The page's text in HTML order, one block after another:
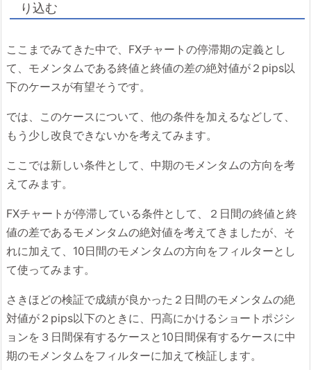
り込む
ここまでみてきた中で、FXチャートの停滞期の定義とし
て、モメンタムである終値と終値の差の絶対値が２pips以
下のケースが有望そうです。
では、このケースについて、他の条件を加えるなどして、
もう少し改良できないかを考えてみます。
ここでは新しい条件として、中期のモメンタムの方向を考
えてみます。
FXチャートが停滞している条件として、２日間の終値と終
値の差であるモメンタムの絶対値を考えてきましたが、そ
れに加えて、10日間のモメンタムの方向をフィルターとし
て使ってみます。
さきほどの検証で成績が良かった２日間のモメンタムの絶
対値が２pips以下のときに、円高にかけるショートポジシ
ョンを３日間保有するケースと10日間保有するケースに中
期のモメンタムをフィルターに加えて検証します。